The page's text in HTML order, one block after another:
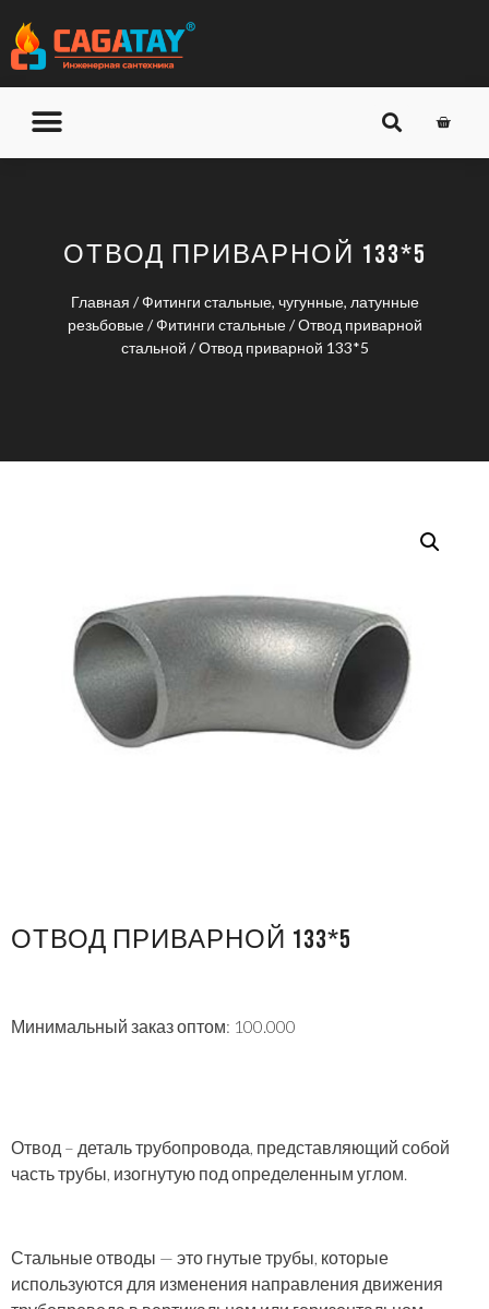
ОТВОД ПРИВАРНОЙ 133*5
Главная /Фитинги стальные, чугунные, латунные
резьбовые/Фитинги стальные/Отвод приварной
стальной / Отвод приварной 133*5
ОТВОД ПРИВАРНОЙ 133*5
Минимальный заказ оптом: 100.000
Отвод – деталь трубопровода, представляющий собой
часть трубы, изогнутую под определенным углом.
Стальные отводы — это гнутые трубы, которые
используются для изменения направления движения